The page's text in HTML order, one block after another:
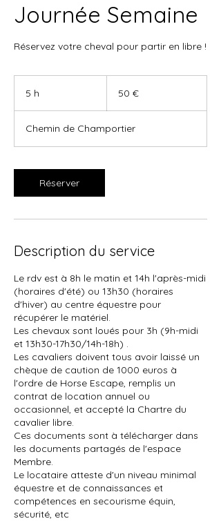
Journée Semaine
Réservez votre cheval pour partir en libre !
5 h 50 €
Chemin de Champortier
Réserver
Description du service
Le rdv est à 8h le matin et 14h l'après-midi
(horaires d'été) ou 13h30 (horaires
d'hiver) au centre équestre pour
récupérer le matériel.
Les chevaux sont loués pour 3h (9h-midi
et 13h30-17h30/14h-18h) .
Les cavaliers doivent tous avoir laissé un
chèque de caution de 1000 euros à
l'ordre de Horse Escape, remplis un
contrat de location annuel ou
occasionnel, et accepté la Chartre du
cavalier libre.
Ces documents sont à télécharger dans
les documents partagés de l'espace
Membre.
Le locataire atteste d'un niveau minimal
équestre et de connaissances et
compétences en secourisme équin,
sécurité, etc